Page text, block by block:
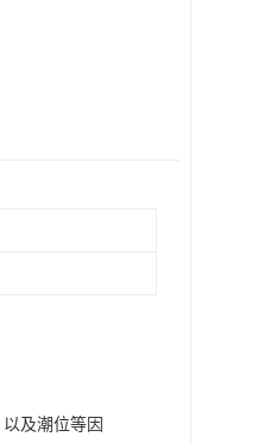
及潮位等因